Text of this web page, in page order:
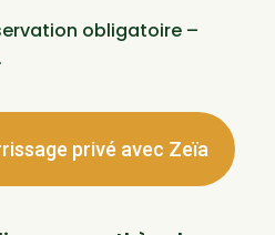
obligatoire –
privé avec Zeïa